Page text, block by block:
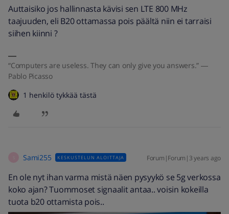
Auttaisiko jos hallinnasta kävisi sen LTE 800 MHz
taajuuden, eli B20 ottamassa pois päältä niin ei tarraisi
siihen kiinni ?
“Computers are useless. They can only give you answers.” ―
Pablo Picasso
1 henkilö tykkää tästä
Sami255 KESKUSTELUN ALOITTAJA Forum|Forum|3 years ago
En ole nyt ihan varma mistä näen pysyykö se 5g verkossa
koko ajan? Tuommoset signaalit antaa.. voisin kokeilla
tuota b20 ottamista pois..